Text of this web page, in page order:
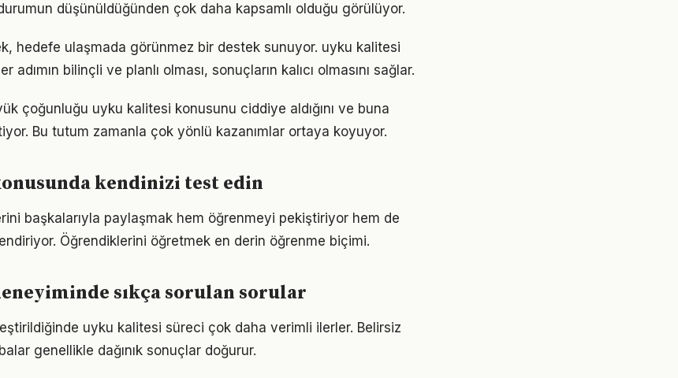
düşünüldüğünden çok daha kapsamlı olduğu görülüyor.
hedefe ulaşmada görünmez bir destek sunuyor. uyku kalitesi
adımın bilinçli ve planlı olması, sonuçların kalıcı olmasını sağlar.
çoğunluğu uyku kalitesi konusunu ciddiye aldığını ve buna
Bu tutum zamanla çok yönlü kazanımlar ortaya koyuyor.
kendinizi test edin
başkalarıyla paylaşmak hem öğrenmeyi pekiştiriyor hem de
Öğrendiklerini öğretmek en derin öğrenme biçimi.
sıkça sorulan sorular
uyku kalitesi süreci çok daha verimli ilerler. Belirsiz
genellikle dağınık sonuçlar doğurur.